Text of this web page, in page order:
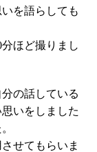
を語らしても
ほど撮りまし
の話している
いをしました
せてもらいま